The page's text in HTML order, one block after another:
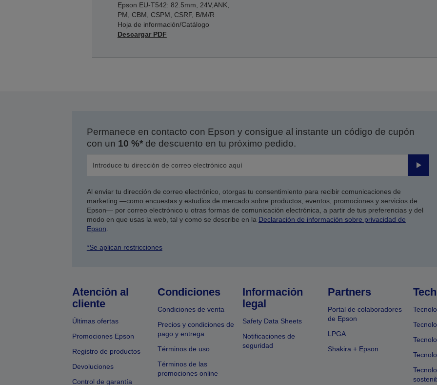
Epson EU-T542: 82.5mm, 24V,ANK,
PM, CBM, CSPM, CSRF, B/M/R
Hoja de información/Catálogo
Descargar PDF
Permanece en contacto con Epson y consigue al instante un código de cupón
con un 10 %*de descuento en tu próximo pedido.
Enviar
Al enviar tu dirección de correo electrónico, otorgas tu consentimiento para recibir comunicaciones de
marketing —como encuestas y estudios de mercado sobre productos, eventos, promociones y servicios de
Epson— por correo electrónico u otras formas de comunicación electrónica, a partir de tus preferencias y del
modo en que usas la web, tal y como se describe en la Declaración de información sobre privacidad de
Epson
*Se aplican restricciones
Atención al
cliente
Últimas ofertas
Promociones Epson
Registro de productos
Devoluciones
Control de garantía
Condiciones
Condiciones de venta
Precios y condiciones de
pago y entrega
Términos de uso
Términos de las
promociones online
Información
legal
Safety Data Sheets
Notificaciones de
seguridad
Partners
Portal de colaboradores
de Epson
LPGA
Shakira + Epson